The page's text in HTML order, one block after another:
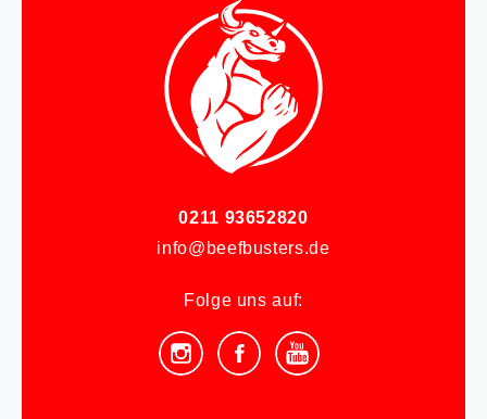
0211 93652820
info@beefbusters.de
Folge uns auf: